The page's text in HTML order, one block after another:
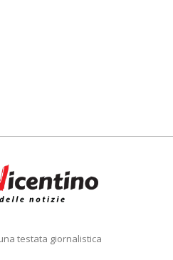
testata giornalistica